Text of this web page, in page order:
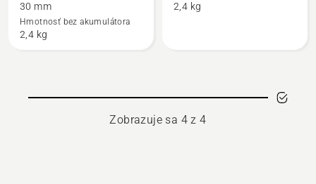
PS30X-
P4A
30 mm
Hmotnosť bez akumulátora
2,4 kg
PS30X-
2,4 kg
Zobrazuje sa 4 z 4